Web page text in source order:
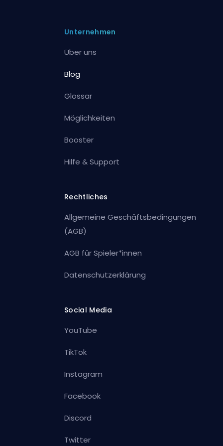
Unternehmen
Über uns
Blog
Glossar
Möglichkeiten
Booster
Hilfe & Support
Rechtliches
Allgemeine Geschäftsbedingungen
(AGB)
AGB für Spieler*innen
Datenschutzerklärung
Social Media
YouTube
TikTok
Instagram
Facebook
Discord
Twitter